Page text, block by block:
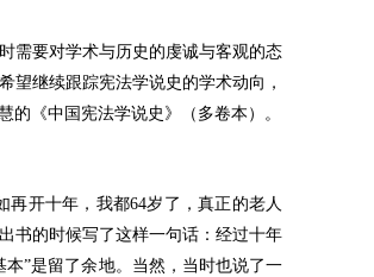
需要对学术与历史的虔诚与客观的态
望继续跟踪宪法学说史的学术动向，
《中国宪法学说史》（多卷本）。
开十年，我都64岁了，真正的老人
书的时候写了这样一句话：经过十年
”是留了余地。当然，当时也说了一